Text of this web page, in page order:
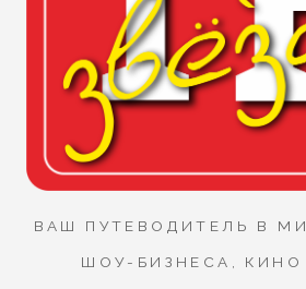
ВАШ ПУТЕВОДИТЕЛЬ В
ШОУ-БИЗНЕСА, КИНО